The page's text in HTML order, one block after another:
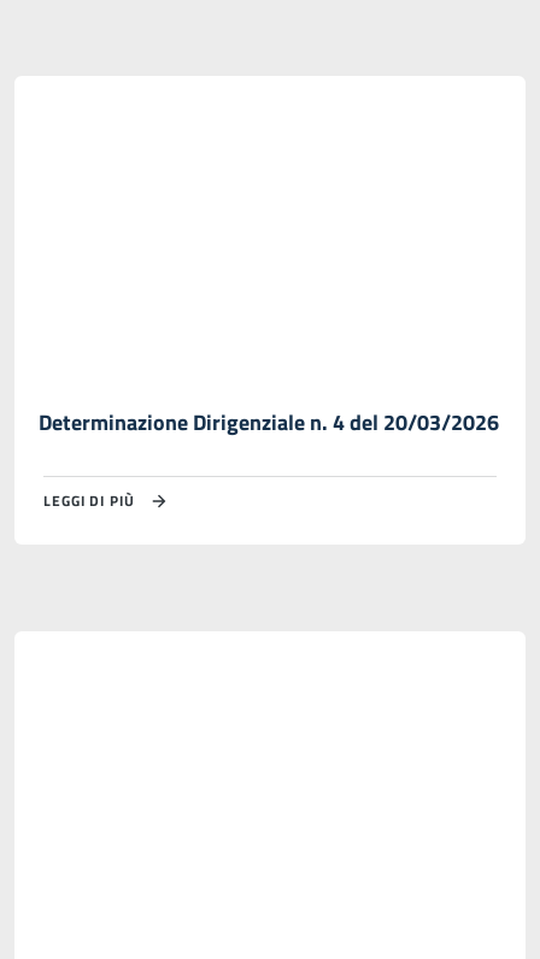
Determinazione Dirigenziale n. 4 del 20/03/2026
LEGGI DI PIÙ